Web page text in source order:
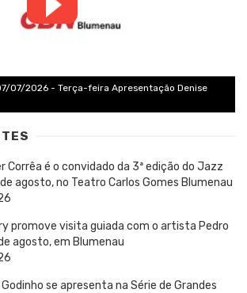
07/07/2026 - Terça-feira Apresentação Denise
Corrêa é o convidado da 3ª edição do Jazz
agosto, no Teatro Carlos Gomes Blumenau
promove visita guiada com o artista Pedro
agosto, em Blumenau
se apresenta na Série de Grandes